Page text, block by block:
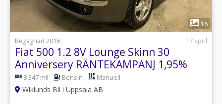
16
Begagnad 2016
17 april
Fiat 500 1.2 8V Lounge Skinn 30
Anniversery RÄNTEKAMPANJ 1,95%
8 347 mil Bensin Manuell
Wiklunds Bil i Uppsala AB